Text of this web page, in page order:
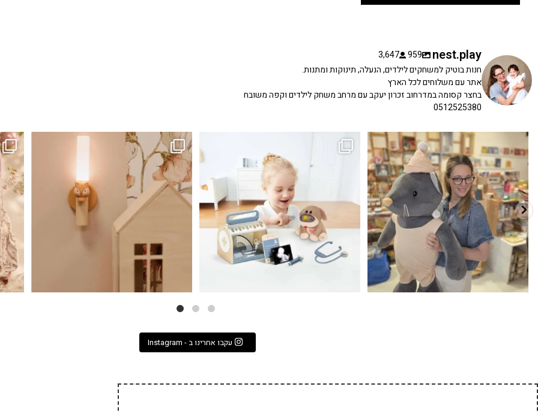
nest.play
959
3,647
חנות בוטיק למשחקים לילדים, הנעלה, תינוקות ומתנות.
אתר עם משלוחים לכל הארץ
בחצר קסומה במדרחוב זכרון יעקב עם מרחב משחק לילדים וקפה משובח
0512525380
גם פריט עיצובי לחדר, גם מנורת לילה מרגיעה, וגם...
0
7 0
כשפתחתי את החנות חלמתי ליצור מקום שהייתי
שמחה
39 16
עקבו אחרינו ב - Instagram